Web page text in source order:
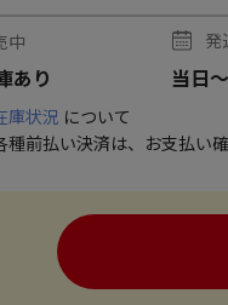
中
あり
発
当日
庫状況 について
種前払い決済は、お支払い